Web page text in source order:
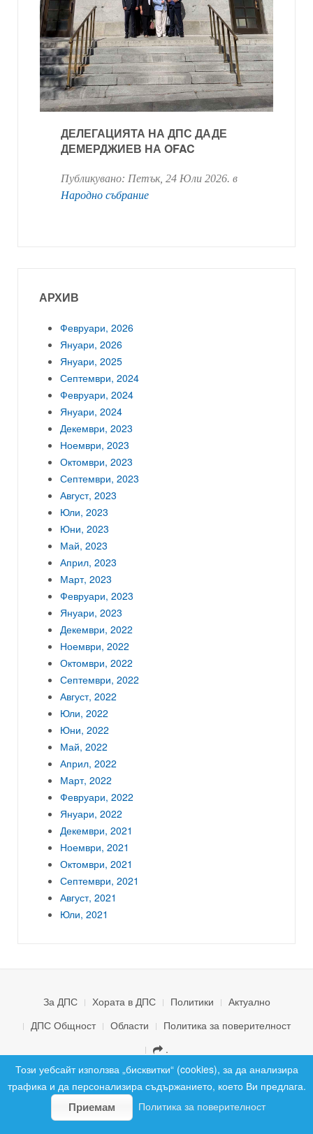
ДЕЛЕГАЦИЯТА НА ДПС ДАДЕ
ДЕМЕРДЖИЕВ НА OFAC
Публикувано: Петък, 24 Юли 2026. в
Народно събрание
АРХИВ
Февруари, 2026
Януари, 2026
Януари, 2025
Септември, 2024
Февруари, 2024
Януари, 2024
Декември, 2023
Ноември, 2023
Октомври, 2023
Септември, 2023
Август, 2023
Юли, 2023
Юни, 2023
Май, 2023
Април, 2023
Март, 2023
Февруари, 2023
Януари, 2023
Декември, 2022
Ноември, 2022
Октомври, 2022
Септември, 2022
Август, 2022
Юли, 2022
Юни, 2022
Май, 2022
Април, 2022
Март, 2022
Февруари, 2022
Януари, 2022
Декември, 2021
Ноември, 2021
Октомври, 2021
Септември, 2021
Август, 2021
Юли, 2021
За ДПС Хората в ДПС Политики
Актуално
ДПС Общност
Области
Политика за поверителност
.
© 2026 ДПС България. Всички права запазени.
Този уебсайт използва „бисквитки“ (cookies), за да анализира
трафика и да персонализира съдържанието, което Ви предлага.
Приемам Политика за поверителност